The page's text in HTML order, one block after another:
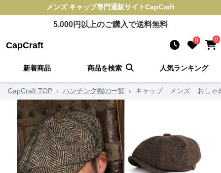
メンズ キャップ専門通販サイトCapCraft
5,000円以上のご購入で送料無料
CapCraft 0 0
新着商品 商品を検索 人気ランキング
CapCraft TOP › ハンチング帽の一覧 › キャップ メンズ おしゃ